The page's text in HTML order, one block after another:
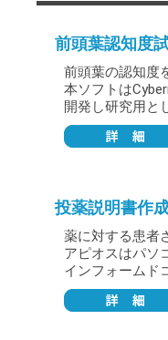
前頭葉認知度
前頭葉の認知度
本ソフトは
開発し研究用と
投薬説明書作
薬に対する患者
アピオスはパソ
インフォームド